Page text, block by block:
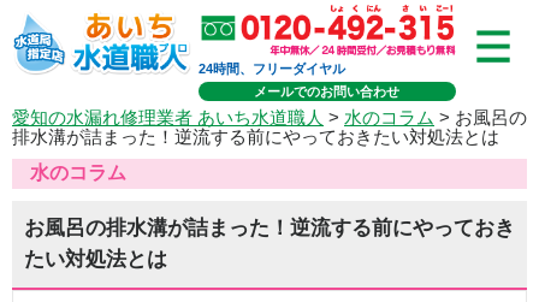
24時間、フリーダイヤル
メールでのお問い合わせ
愛知の水漏れ修理業者 あいち水道職人 > 水のコラム > お風呂の
排水溝が詰まった！逆流する前にやっておきたい対処法とは
水のコラム
お風呂の排水溝が詰まった！逆流する前にやっておき
たい対処法とは